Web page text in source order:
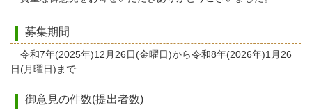
募集期間
令和7年(2025年)12月26日(金曜日)から令和8年(2026年)1月26
日(月曜日)まで
御意見の件数(提出者数)